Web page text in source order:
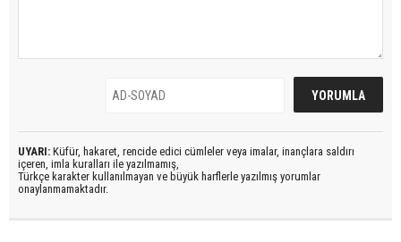
UYARI: Küfür, hakaret, rencide edici cümleler veya imalar, inançlara saldırı
içeren, imla kuralları ile yazılmamış,
Türkçe karakter kullanılmayan ve büyük harflerle yazılmış yorumlar
onaylanmamaktadır.